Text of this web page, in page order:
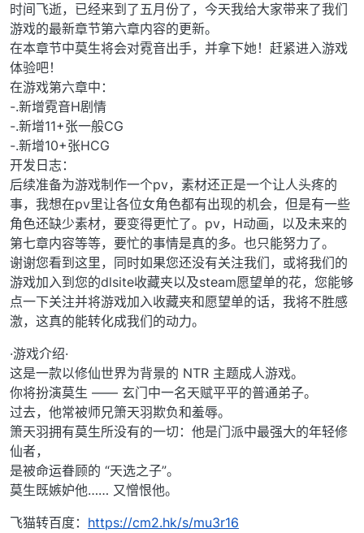
时间飞逝，已经来到了五月份了，今天我给大家带来了我们
游戏的最新章节第六章内容的更新。
在本章节中莫生将会对霓音出手，并拿下她！赶紧进入游戏
体验吧！
在游戏第六章中：
-.新增霓音H剧情
-.新增11+张一般CG
-.新增10+张HCG
开发日志：
后续准备为游戏制作一个pv，素材还正是一个让人头疼的
事，我想在pv里让各位女角色都有出现的机会，但是有一些
角色还缺少素材，要变得更忙了。pv，H动画，以及未来的
第七章内容等等，要忙的事情是真的多。也只能努力了。
谢谢您看到这里，同时如果您还没有关注我们，或将我们的
游戏加入到您的dlsite收藏夹以及steam愿望单的花，您能够
点一下关注并将游戏加入收藏夹和愿望单的话，我将不胜感
激，这真的能转化成我们的动力。
·游戏介绍·
这是一款以修仙世界为背景的 NTR 主题成人游戏。
你将扮演莫生 —— 玄门中一名天赋平平的普通弟子。
过去，他常被师兄箫天羽欺负和羞辱。
箫天羽拥有莫生所没有的一切：他是门派中最强大的年轻修
仙者，
是被命运眷顾的 “天选之子”。
莫生既嫉妒他…… 又憎恨他。
飞猫转百度： https://cm2.hk/s/mu3r16